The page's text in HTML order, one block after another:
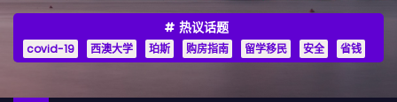
热议话题
covid-19 西澳大学 珀斯 购房指南 留学移民 安全 省钱